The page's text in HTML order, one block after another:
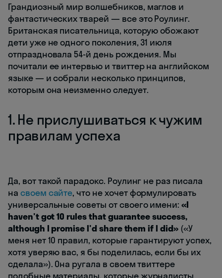
Грандиозный мир волшебников, маглов и
фантастических тварей — все это Роулинг.
Британская писательница, которую обожают
дети уже не одного поколения, 31 июля
отпраздновала 54-й день рождения. Мы
почитали ее интервью и твиттер на английском
языке — и собрали несколько принципов,
которым она неизменно следует.
1. Не прислушиваться к чужим
правилам успеха
Да, вот такой парадокс. Роулинг не раз писала
на своем сайте, что не хочет формулировать
универсальные советы от своего имени:«I
haven't got 10 rules that guarantee success,
although I promise I'd share them if I did»(«У
меня нет 10 правил, которые гарантируют успех,
хотя уверяю вас, я бы поделилась, если бы их
сделала»). Она ругала в своем твиттере
подобные материалы, которые журналисты